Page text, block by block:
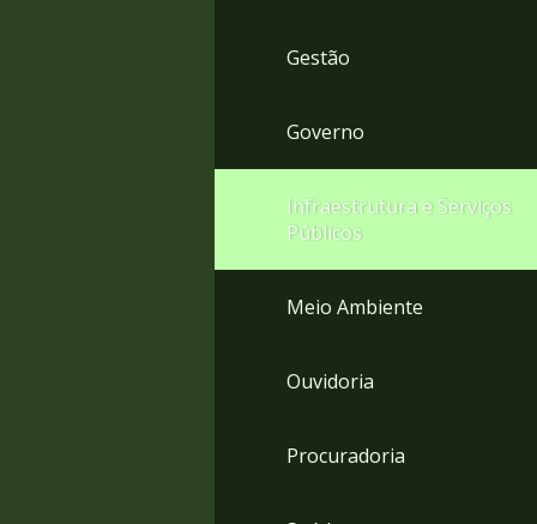
Gestão
Governo
Infraestrutura e Serviços
Públicos
Meio Ambiente
Ouvidoria
Procuradoria